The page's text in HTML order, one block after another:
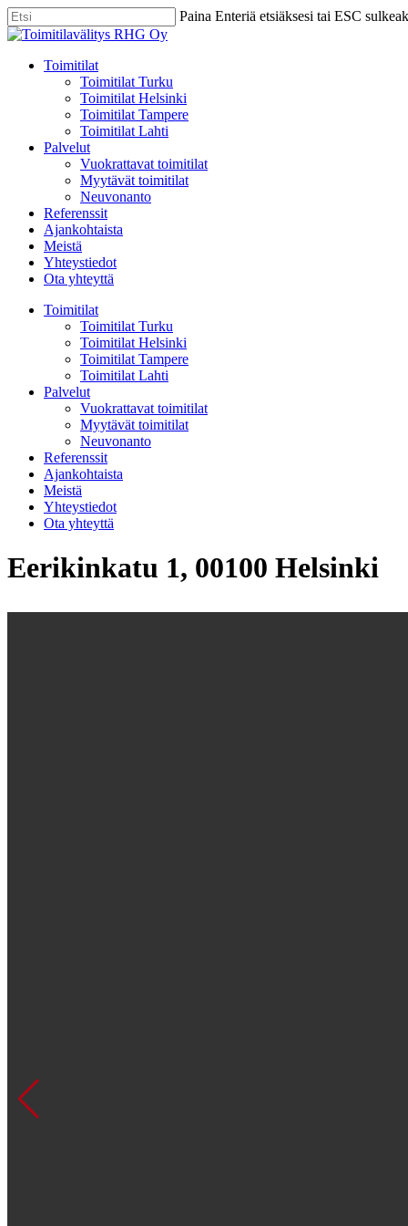
Skip
to
content
Paina Enteriä etsiäksesi tai ESC
Close
Menu
Toimitilat
Toimitilat Turku
Toimitilat Helsinki
Toimitilat Tampere
Toimitilat Lahti
Palvelut
Vuokrattavat toimitilat
Myytävät toimitilat
Neuvonanto
Referenssit
Ajankohtaista
Meistä
Yhteystiedot
Ota yhteyttä
Toimitilat
Toimitilat Turku
Toimitilat Helsinki
Toimitilat Tampere
Toimitilat Lahti
Palvelut
Vuokrattavat toimitilat
Myytävät toimitilat
Neuvonanto
Referenssit
Ajankohtaista
Meistä
Yhteystiedot
Ota yhteyttä
Eerikinkatu 1, 00100 Helsinki